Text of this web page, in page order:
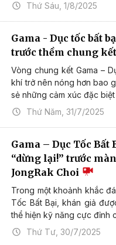
Thứ Sáu, 1/8/2025
Gama - Dục tốc bất
trước thềm chung kết
Vòng chung kết Gama –
khí trở nên nóng hơn bao
sẻ những cảm xúc đặc biệt
Thứ Năm, 31/7/2025
Gama – Dục Tốc
“dừng lại!” trước
JongRak Choi
Trong một khoảnh khắc
Tốc Bất Bại, khán giả
thể hiện kỹ năng cực đỉnh
Thứ Tư, 30/7/2025